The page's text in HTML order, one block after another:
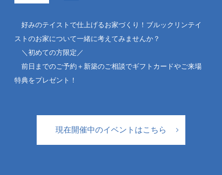
好みのテイストで仕上げるお家づくり！ブルックリンテイ
ストのお家について一緒に考えてみませんか？
＼初めての方限定／
前日までのご予約＋新築のご相談でギフトカードやご来場
特典をプレゼント！
現在開催中のイベントはこちら